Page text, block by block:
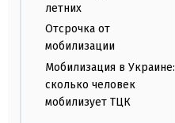
летних
Отсрочка от
мобилизации
Мобилизация в Украине:
сколько человек
мобилизует ТЦК